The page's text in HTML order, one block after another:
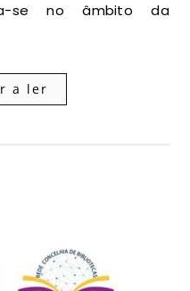
se no âmbito da
a ler